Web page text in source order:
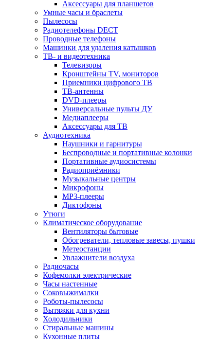
Аксессуары для планшетов
Умные часы и браслеты
Пылесосы
Радиотелефоны DECT
Проводные телефоны
Машинки для удаления катышков
ТВ- и видеотехника
Телевизоры
Кронштейны TV, мониторов
Приемники цифрового ТВ
ТВ-антенны
DVD-плееры
Универсальные пульты ДУ
Медиаплееры
Аксессуары для ТВ
Аудиотехника
Наушники и гарнитуры
Беспроводные и портативные колонки
Портативные аудиосистемы
Радиоприёмники
Музыкальные центры
Микрофоны
MP3-плееры
Диктофоны
Утюги
Климатическое оборудование
Вентиляторы бытовые
Обогреватели, тепловые завесы, пушки
Метеостанции
Увлажнители воздуха
Радиочасы
Кофемолки электрические
Часы настенные
Соковыжималки
Роботы-пылесосы
Вытяжки для кухни
Холодильники
Стиральные машины
Кухонные плиты